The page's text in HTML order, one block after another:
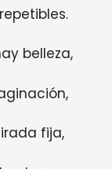
belleza,
fija,